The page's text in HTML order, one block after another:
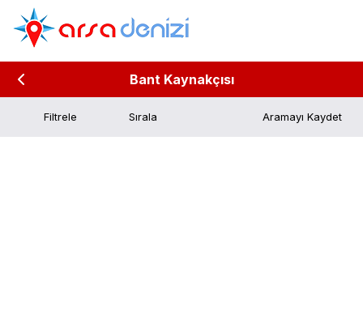
Bant Kaynakçısı
Filtrele Aramayı Kaydet